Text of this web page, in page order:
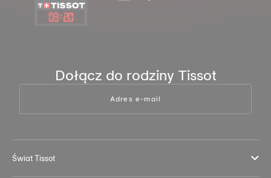
03:20
Dołącz do rodziny Tissot
Adres e-mail
Świat Tissot